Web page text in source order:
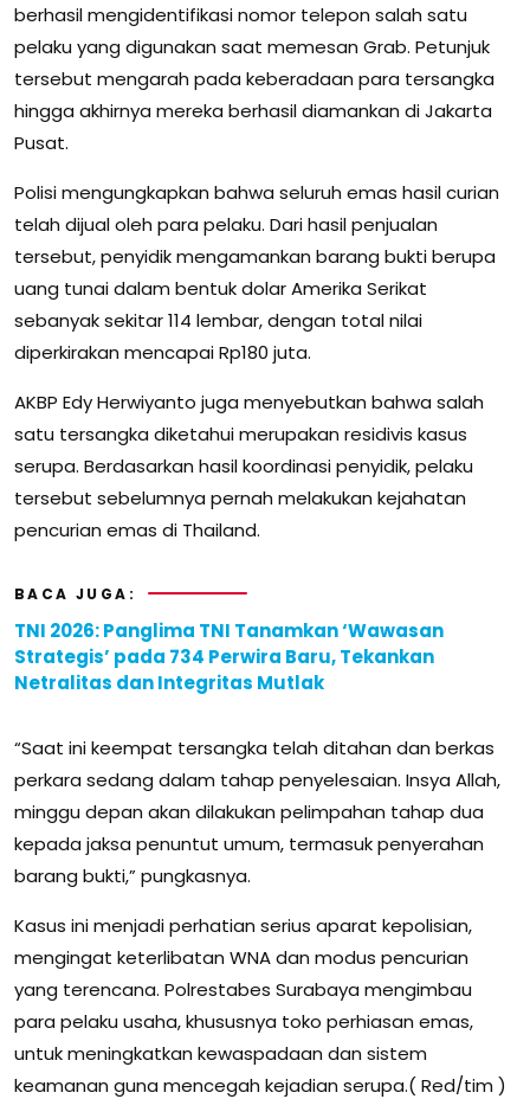
berhasil mengidentifikasi nomor telepon salah satu
pelaku yang digunakan saat memesan Grab. Petunjuk
tersebut mengarah pada keberadaan para tersangka
hingga akhirnya mereka berhasil diamankan di Jakarta
Pusat.
Polisi mengungkapkan bahwa seluruh emas hasil curian
telah dijual oleh para pelaku. Dari hasil penjualan
tersebut, penyidik mengamankan barang bukti berupa
uang tunai dalam bentuk dolar Amerika Serikat
sebanyak sekitar 114 lembar, dengan total nilai
diperkirakan mencapai Rp180 juta.
AKBP Edy Herwiyanto juga menyebutkan bahwa salah
satu tersangka diketahui merupakan residivis kasus
serupa. Berdasarkan hasil koordinasi penyidik, pelaku
tersebut sebelumnya pernah melakukan kejahatan
pencurian emas di Thailand.
BACA JUGA:
TNI 2026: Panglima TNI Tanamkan ‘Wawasan
Strategis’ pada 734 Perwira Baru, Tekankan
Netralitas dan Integritas Mutlak
“Saat ini keempat tersangka telah ditahan dan berkas
perkara sedang dalam tahap penyelesaian. Insya Allah,
minggu depan akan dilakukan pelimpahan tahap dua
kepada jaksa penuntut umum, termasuk penyerahan
barang bukti,” pungkasnya.
Kasus ini menjadi perhatian serius aparat kepolisian,
mengingat keterlibatan WNA dan modus pencurian
yang terencana. Polrestabes Surabaya mengimbau
para pelaku usaha, khususnya toko perhiasan emas,
untuk meningkatkan kewaspadaan dan sistem
keamanan guna mencegah kejadian serupa.( Red/tim )